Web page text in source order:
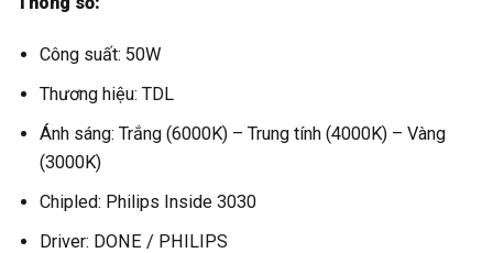
Công suất: 50W
Thương hiệu: TDL
Ánh sáng: Trắng (6000K) – Trung tính (4000K) – Vàng
(3000K)
Chipled: Philips Inside 3030
Driver: DONE / PHILIPS